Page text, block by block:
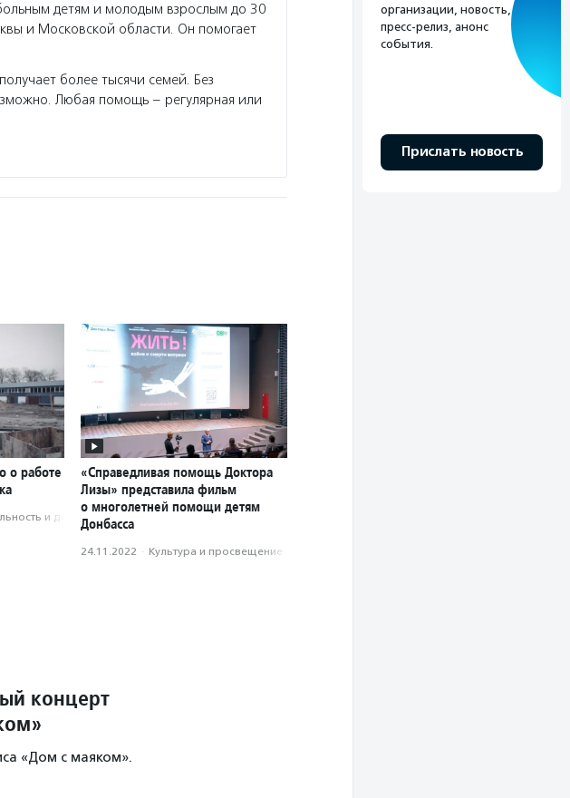
детям и молодым взрослым до 30
и Московской области. Он помогает
более тысячи семей. Без
Любая помощь – регулярная или
о работе
и доброволь­чест­во
«Справедливая помощь Доктора
Лизы» представила фильм
о многолетней помощи детям
Донбасса
24.11.2022 · Культура и просвещение
концерт
«Дом с маяком».
организации, новость,
пресс-релиз, анонс
события.
Прислать новость